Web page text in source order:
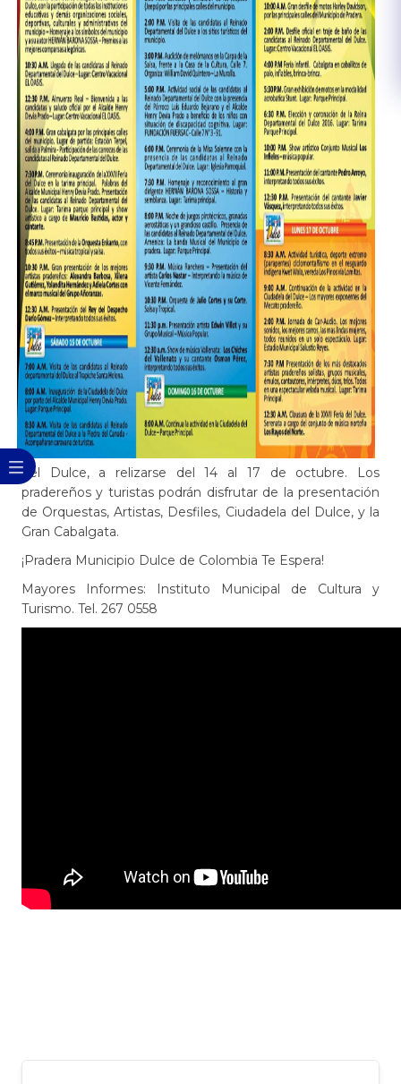
del Dulce, a relizarse del 14 al 17 de octubre. Los
pradereños y turistas podrán disfrutar de la presentación
de Orquestas, Artistas, Desfiles, Ciudadela del Dulce, y la
Gran Cabalgata.​
¡Pradera Municipio Dulce de Colombia Te Espera!
Mayores Informes: Instituto Municipal de Cultura y
Turismo. Tel. 267 0558